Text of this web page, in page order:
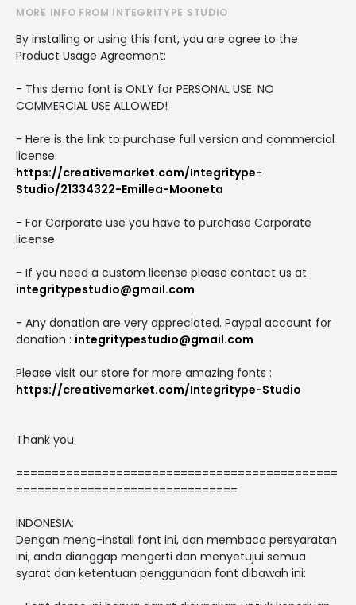
MORE INFO FROM INTEGRITYPE STUDIO
By installing or using this font, you are agree to the
Product Usage Agreement:
- This demo font is ONLY for PERSONAL USE. NO
COMMERCIAL USE ALLOWED!
- Here is the link to purchase full version and commercial
license:
https://creativemarket.com/Integritype-
Studio/21334322-Emillea-Mooneta
- For Corporate use you have to purchase Corporate
license
- If you need a custom license please contact us at
integritypestudio@gmail.com
- Any donation are very appreciated. Paypal account for
donation : integritypestudio@gmail.com
Please visit our store for more amazing fonts :
https://creativemarket.com/Integritype-Studio
Thank you.
=============================================
===============================
INDONESIA:
Dengan meng-install font ini, dan membaca persyaratan
ini, anda dianggap mengerti dan menyetujui semua
syarat dan ketentuan penggunaan font dibawah ini: